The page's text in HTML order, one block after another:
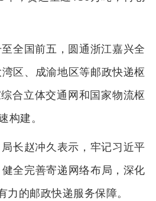
全国前五，圆通浙江嘉兴全
区、成渝地区等邮政快递枢
合立体交通网和国家物流枢
构建。
长赵冲久表示，牢记习近平
全完善寄递网络布局，深化
的邮政快递服务保障。